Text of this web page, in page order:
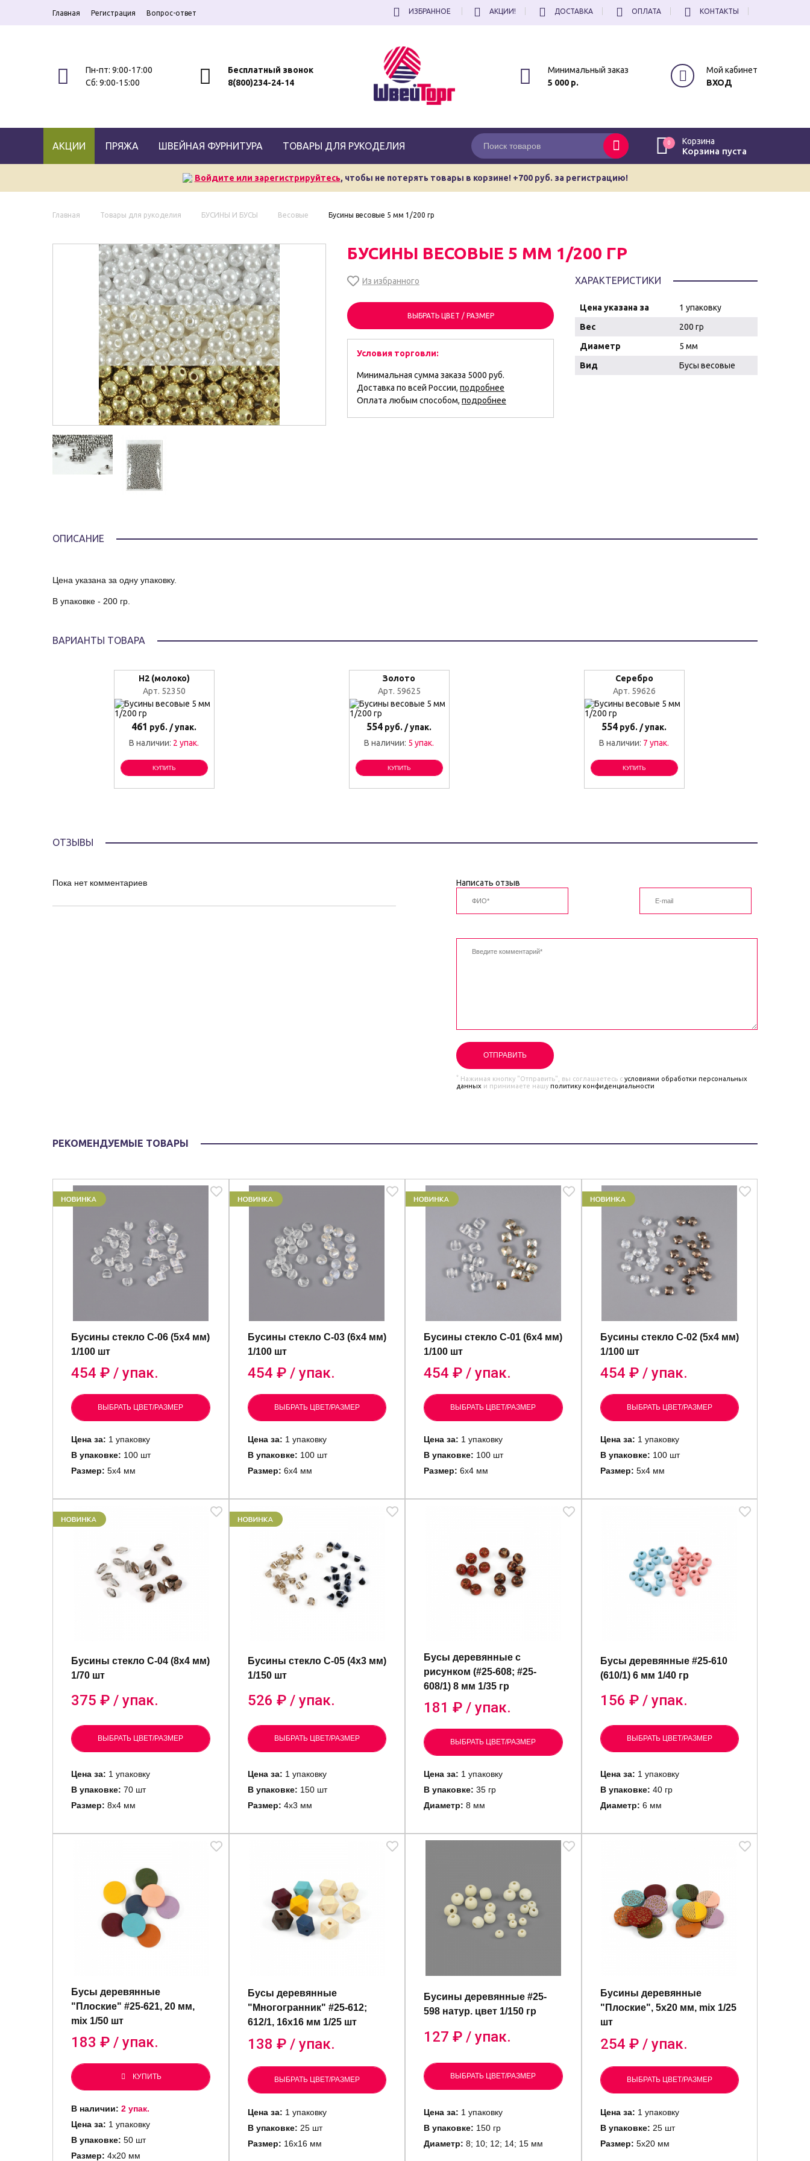
Главная Регистрация Вопрос-ответ ИЗБРАННОЕ АКЦИИ! ДОСТАВКА ОПЛАТА КОНТАКТЫ
Пн-пт: 9:00-17:00
Сб: 9:00-15:00
Бесплатный звонок
8(800)234-24-14
Минимальный заказ
5 000 р.
Мой кабинет
ВХОД
АКЦИИ ПРЯЖА ШВЕЙНАЯ ФУРНИТУРА ТОВАРЫ ДЛЯ РУКОДЕЛИЯ 0 Корзина
Корзина пуста
Войдите или зарегистрируйтесь, чтобы не потерять товары в корзине! +700 руб. за регистрацию!
Главная Товары для рукоделия БУСИНЫ И БУСЫ Весовые Бусины весовые 5 мм 1/200 гр
БУСИНЫ ВЕСОВЫЕ 5 ММ 1/200 ГР
ВЫБРАТЬ ЦВЕТ / РАЗМЕР
Условия торговли:
Минимальная сумма заказа 5000 руб.
Доставка по всей России, подробнее
Оплата любым способом, подробнее
ХАРАКТЕРИСТИКИ
Цена указана за
1 упаковку
Вес
200 гр
Диаметр
5 мм
Вид
Бусы весовые
ОПИСАНИЕ
Цена указана за одну упаковку.
В упаковке - 200 гр.
ВАРИАНТЫ ТОВАРА
Н2 (молоко)
Арт. 52350
461 руб. / упак.
В наличии: 2 упак.
КУПИТЬ
Золото
Арт. 59625
554 руб. / упак.
В наличии: 5 упак.
КУПИТЬ
Серебро
Арт. 59626
554 руб. / упак.
В наличии: 7 упак.
КУПИТЬ
ОТЗЫВЫ
Пока нет комментариев Написать отзыв
* Нажимая кнопку "Отправить", вы соглашаетесь с условиями обработки персональных
данных и принимаете нашу политику конфиденциальности
РЕКОМЕНДУЕМЫЕ ТОВАРЫ
Бусины стекло C-06 (5х4 мм)
1/100 шт
454 ₽ / упак.
ВЫБРАТЬ ЦВЕТ/РАЗМЕР
Цена за: 1 упаковку
В упаковке: 100 шт
Размер: 5х4 мм
Бусины стекло C-03 (6х4 мм)
1/100 шт
454 ₽ / упак.
ВЫБРАТЬ ЦВЕТ/РАЗМЕР
Цена за: 1 упаковку
В упаковке: 100 шт
Размер: 6х4 мм
Бусины стекло C-01 (6х4 мм)
1/100 шт
454 ₽ / упак.
ВЫБРАТЬ ЦВЕТ/РАЗМЕР
Цена за: 1 упаковку
В упаковке: 100 шт
Размер: 6х4 мм
Бусины стекло C-02 (5х4 мм)
1/100 шт
454 ₽ / упак.
ВЫБРАТЬ ЦВЕТ/РАЗМЕР
Цена за: 1 упаковку
В упаковке: 100 шт
Размер: 5х4 мм
Бусины стекло C-04 (8х4 мм)
1/70 шт
375 ₽ / упак.
ВЫБРАТЬ ЦВЕТ/РАЗМЕР
Цена за: 1 упаковку
В упаковке: 70 шт
Размер: 8х4 мм
Бусины стекло C-05 (4х3 мм)
1/150 шт
526 ₽ / упак.
ВЫБРАТЬ ЦВЕТ/РАЗМЕР
Цена за: 1 упаковку
В упаковке: 150 шт
Размер: 4х3 мм
Бусы деревянные с
рисунком (#25-608; #25-
608/1) 8 мм 1/35 гр
181 ₽ / упак.
ВЫБРАТЬ ЦВЕТ/РАЗМЕР
Цена за: 1 упаковку
В упаковке: 35 гр
Диаметр: 8 мм
Бусы деревянные #25-610
(610/1) 6 мм 1/40 гр
156 ₽ / упак.
ВЫБРАТЬ ЦВЕТ/РАЗМЕР
Цена за: 1 упаковку
В упаковке: 40 гр
Диаметр: 6 мм
Бусы деревянные
"Плоские" #25-621, 20 мм,
mix 1/50 шт
183 ₽ / упак.
КУПИТЬ
В наличии: 2 упак.
Цена за: 1 упаковку
В упаковке: 50 шт
Размер: 4х20 мм
Бусы деревянные
"Многогранник" #25-612;
612/1, 16х16 мм 1/25 шт
138 ₽ / упак.
ВЫБРАТЬ ЦВЕТ/РАЗМЕР
Цена за: 1 упаковку
В упаковке: 25 шт
Размер: 16х16 мм
Бусины деревянные #25-
598 натур. цвет 1/150 гр
127 ₽ / упак.
ВЫБРАТЬ ЦВЕТ/РАЗМЕР
Цена за: 1 упаковку
В упаковке: 150 гр
Диаметр: 8; 10; 12; 14; 15 мм
Бусины деревянные
"Плоские", 5х20 мм, mix 1/25
шт
254 ₽ / упак.
ВЫБРАТЬ ЦВЕТ/РАЗМЕР
Цена за: 1 упаковку
В упаковке: 25 шт
Размер: 5х20 мм